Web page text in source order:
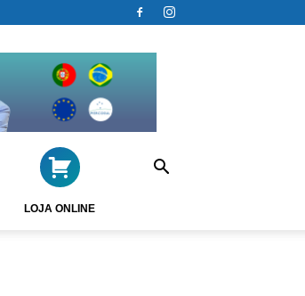
LOJA ONLINE